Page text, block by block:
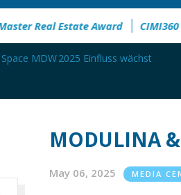
Estate Award CIMI360 - XI
MDW 2025 Einfluss wächst
MODULINA &
May 06, 2025 MEDIA